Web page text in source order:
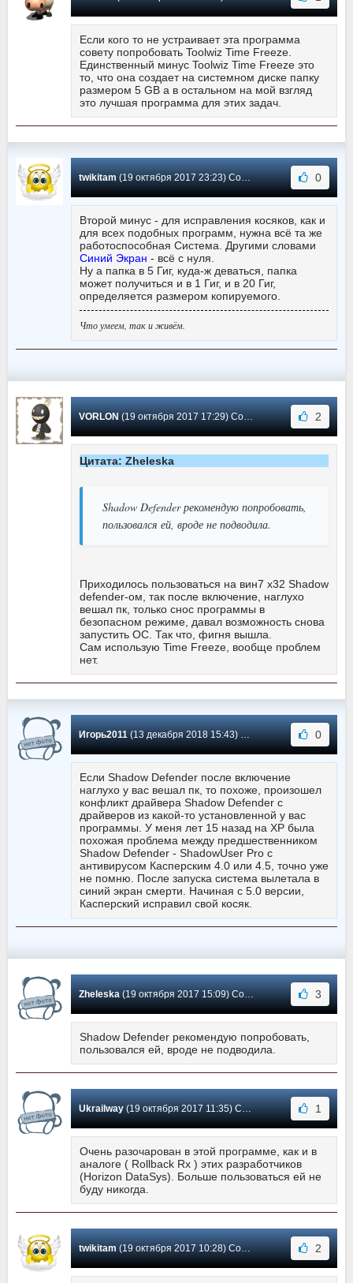
Если кого то не устраивает эта программа
совету попробовать Toolwiz Time Freeze.
Единственный минус Toolwiz Time Freeze это
то, что она создает на системном диске папку
размером 5 GB а в остальном на мой взгляд
это лучшая программа для этих задач.
twikitam(19 октября 2017 23:23) Сообщение #86 0
Второй минус - для исправления косяков, как и
для всех подобных программ, нужна всё та же
работоспособная Система. Другими словами
Синий Экран - всё с нуля.
Ну а папка в 5 Гиг, куда-ж деваться, папка
может получиться и в 1 Гиг, и в 20 Гиг,
определяется размером копируемого.
Что умеем, так и живём.
VORLON(19 октября 2017 17:29) Сообщение #85 2
Цитата: Zheleska
Shadow Defender рекомендую попробовать,
пользовался ей, вроде не подводила.
Приходилось пользоваться на вин7 х32 Shadow
defender-ом, так после включение, наглухо
вешал пк, только снос программы в
безопасном режиме, давал возможность снова
запустить ОС. Так что, фигня вышла.
Сам использую Time Freeze, вообще проблем
нет.
Игорь2011(13 декабря 2018 15:43) Сообщение #84 0
Если Shadow Defender после включение
наглухо у вас вешал пк, то похоже, произошел
конфликт драйвера Shadow Defender с
драйверов из какой-то установленной у вас
программы. У меня лет 15 назад на ХР была
похожая проблема между предшественником
Shadow Defender - ShadowUser Pro с
антивирусом Касперским 4.0 или 4.5, точно уже
не помню. После запуска система вылетала в
синий экран смерти. Начиная с 5.0 версии,
Касперский исправил свой косяк.
Zheleska(19 октября 2017 15:09) Сообщение #83 3
Shadow Defender рекомендую попробовать,
пользовался ей, вроде не подводила.
Ukrailway(19 октября 2017 11:35) Сообщение #82 1
Очень разочарован в этой программе, как и в
аналоге ( Rollback Rx ) этих разработчиков
(Horizon DataSys). Больше пользоваться ей не
буду никогда.
twikitam(19 октября 2017 10:28) Сообщение #81 2